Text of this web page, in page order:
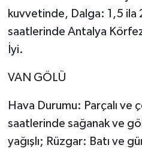
kuvvetinde, Dalga: 1,5 ila
saatlerinde Antalya
İyi.
VAN GÖLÜ
Hava Durumu: Parçalı ve
saatlerinde sağanak ve
yağışlı; Rüzgar: Batı ve